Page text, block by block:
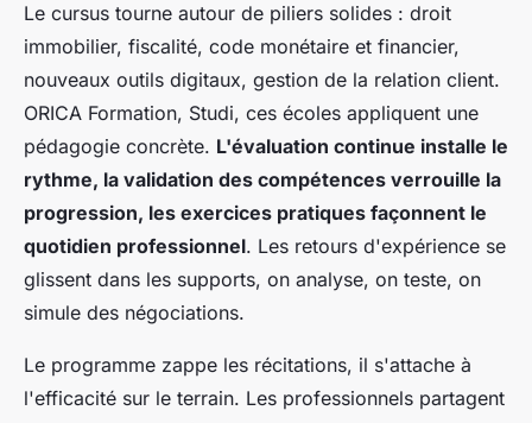
Le cursus tourne autour de piliers solides : droit
immobilier, fiscalité, code monétaire et financier,
nouveaux outils digitaux, gestion de la relation client.
ORICA Formation, Studi, ces écoles appliquent une
pédagogie concrète. L'évaluation continue installe le
rythme, la validation des compétences verrouille la
progression, les exercices pratiques façonnent le
quotidien professionnel. Les retours d'expérience se
glissent dans les supports, on analyse, on teste, on
simule des négociations.
Le programme zappe les récitations, il s'attache à
l'efficacité sur le terrain. Les professionnels partagent